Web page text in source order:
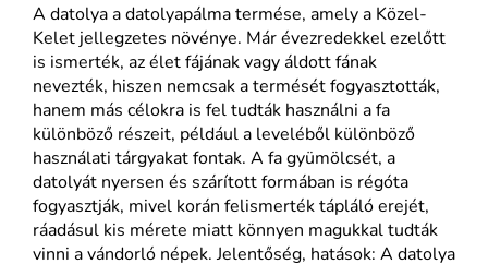
A datolya a datolyapálma termése, amely a Közel-
Kelet jellegzetes növénye. Már évezredekkel ezelőtt
is ismerték, az élet fájának vagy áldott fának
nevezték, hiszen nemcsak a termését fogyasztották,
hanem más célokra is fel tudták használni a fa
különböző részeit, például a leveléből különböző
használati tárgyakat fontak. A fa gyümölcsét, a
datolyát nyersen és szárított formában is régóta
fogyasztják, mivel korán felismerték tápláló erejét,
ráadásul kis mérete miatt könnyen magukkal tudták
vinni a vándorló népek. Jelentőség, hatások: A datolya